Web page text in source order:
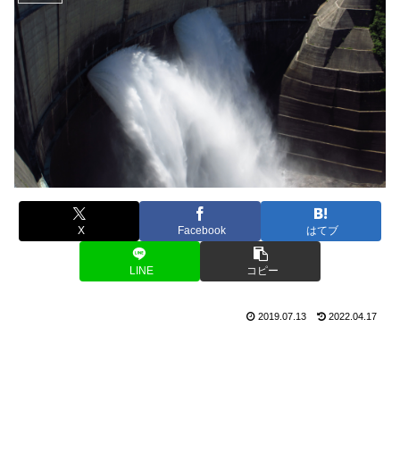
X Facebook はてブ
LINE コピー
2019.07.13 2022.04.17